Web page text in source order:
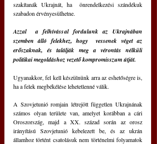
szakítanák Ukrajnát, ha  önrendelkezési szándékuk
szabadon érvényesülhetne.
Azzal  a felhívással fordulunk az Ukrajnában
szemben álló felekhez, hogy  vessenek véget az
erőszaknak, és találják meg a vérontás nélküli
politikai megoldáshoz vezető kompromisszum útját.
Ugyanakkor, fel kell készülnünk arra az eshetőségre is,
ha a felek megbékélése lehetetlenné válik.
A Szovjetunió romjain létrejött független Ukrajnának
számos olyan területe van, amelyet korábban a cári
Oroszország, majd a XX. század során az orosz
irányítású Szovjetunió kebelezett be, és az ukrán
államhoz történt csatolásuk nem történelmi folyamatok